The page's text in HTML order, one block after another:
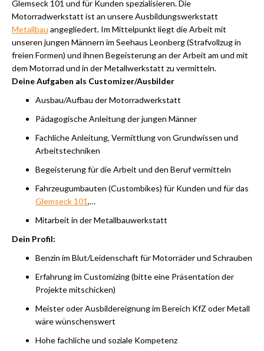
Glemseck 101 und für Kunden spezialisieren. Die
Motorradwerkstatt ist an unsere Ausbildungswerkstatt
Metallbau angegliedert. Im Mittelpunkt liegt die Arbeit mit
unseren jungen Männern im Seehaus Leonberg (Strafvollzug in
freien Formen) und ihnen Begeisterung an der Arbeit am und mit
dem Motorrad und in der Metallwerkstatt zu vermitteln.
Deine Aufgaben als Customizer/Ausbilder
Ausbau/Aufbau der Motorradwerkstatt
Pädagogische Anleitung der jungen Männer
Fachliche Anleitung, Vermittlung von Grundwissen und
Arbeitstechniken
Begeisterung für die Arbeit und den Beruf vermitteln
Fahrzeugumbauten (Custombikes) für Kunden und für das
Glemseck 101,…
Mitarbeit in der Metallbauwerkstatt
Dein Profil:
Benzin im Blut/Leidenschaft für Motorräder und Schrauben
Erfahrung im Customizing (bitte eine Präsentation der
Projekte mitschicken)
Meister oder Ausbildereignung im Bereich KfZ oder Metall
wäre wünschenswert
Hohe fachliche und soziale Kompetenz